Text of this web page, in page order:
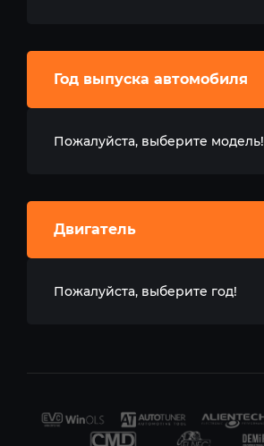
Год выпуска автомобиля
Пожалуйста, выберите модель!
Двигатель
Пожалуйста, выберите год!